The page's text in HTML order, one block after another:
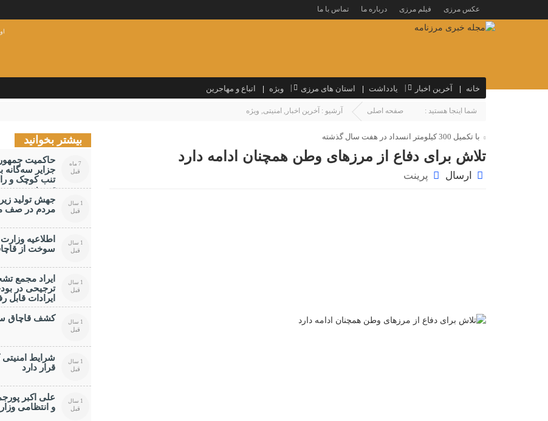
عکس مرزی فیلم مرزی درباره ما تماس با ما
خانه آخرین اخبار یادداشت استان های مرزی ویژه اتباع و مهاجرین
شما اینجا هستید : صفحه اصلی آرشیو : آخرین اخبار , امنیتی, ویژه
با تکمیل 300 کیلومتر انسداد در هفت سال گذشته
تلاش برای دفاع از مرزهای وطن همچنان ادامه دارد
ارسال پرینت
بیشتر بخوانید
حاکمیت
جزایر
تنب کوچک و
تحریف
7 ماه
قبل
جهش تولید
مردم در صف
1 سال
قبل
اطلاعیه
سوخت از
1 سال
قبل
ایراد مجمع
ایرادات
1 سال
قبل
کشف قاچاق 1 سال
قبل
شرایط
قرار دارد
1 سال
قبل
علی اکبر
و انتظامی
1 سال
قبل